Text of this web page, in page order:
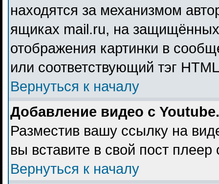
находятся за механизмом
ящиках mail.ru, на
отображения картинки в
или соответствующий тэг
Вернуться к началу
Добавление видео с
Разместив вашу ссылку на
вы вставите в свой пост плеер
Вернуться к началу